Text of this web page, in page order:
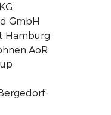
GmbH
Hamburg
AöR